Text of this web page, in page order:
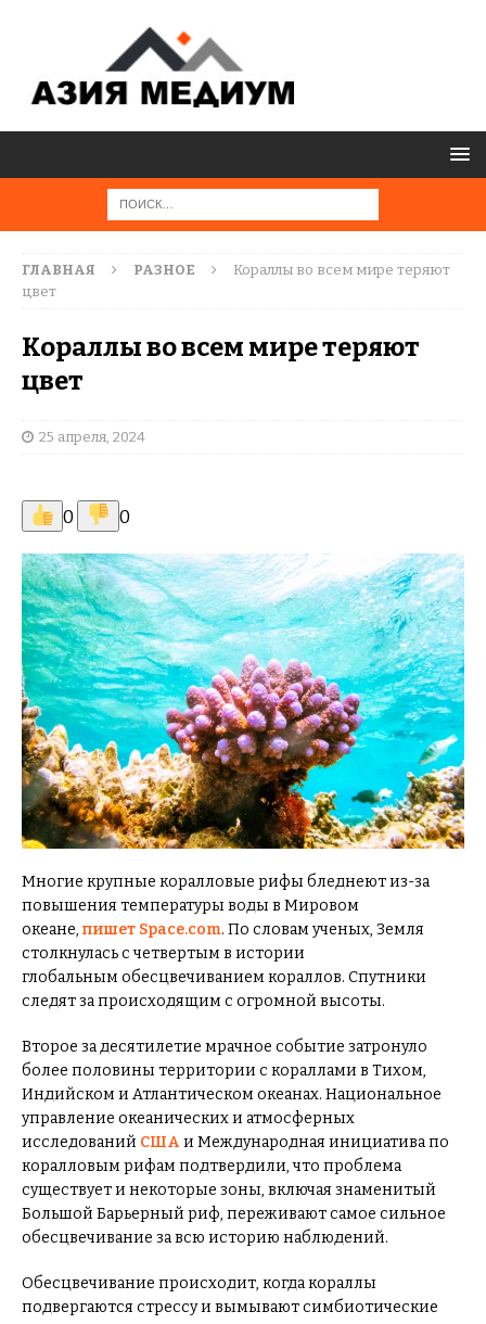
ГЛАВНАЯ РАЗНОЕ
Кораллы во всем мире теряют
цвет
Кораллы во всем мире теряют
цвет
25 апреля, 2024
0 0
Многие крупные коралловые рифы бледнеют из-за
повышения температуры воды в Мировом
океане, пишет Space.com. По словам ученых, Земля
столкнулась с четвертым в истории
глобальным обесцвечиванием кораллов. Спутники
следят за происходящим с огромной высоты.
Второе за десятилетие мрачное событие затронуло
более половины территории с кораллами в Тихом,
Индийском и Атлантическом океанах. Национальное
управление океанических и атмосферных
исследований США и Международная инициатива по
коралловым рифам подтвердили, что проблема
существует и некоторые зоны, включая знаменитый
Большой Барьерный риф, переживают самое сильное
обесцвечивание за всю историю наблюдений.
Обесцвечивание происходит, когда кораллы
подвергаются стрессу и вымывают симбиотические